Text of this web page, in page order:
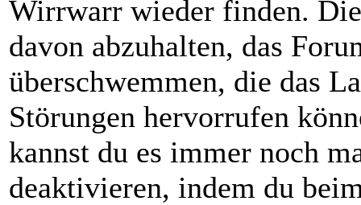
Wirrwarr wieder finden.
davon abzuhalten, das
überschwemmen, die das
Störungen hervorrufen
kannst du es immer noch
deaktivieren, indem du